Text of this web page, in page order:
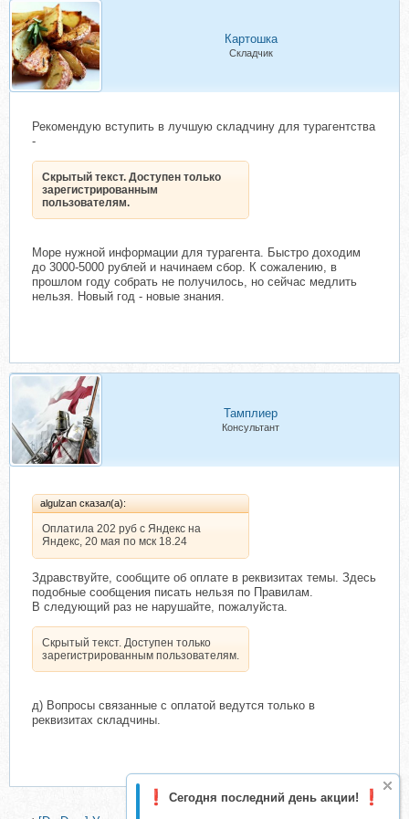
Сегодня последний день акции!
Картошка
Складчик
Рекомендую вступить в лучшую складчину для турагентства
-
Скрытый текст. Доступен только
зарегистрированным
пользователям.
Море нужной информации для турагента. Быстро доходим
до 3000-5000 рублей и начинаем сбор. К сожалению, в
прошлом году собрать не получилось, но сейчас медлить
нельзя. Новый год - новые знания.
Тамплиер
Консультант
algulzan сказал(а):
Оплатила 202 руб с Яндекс на
Яндекс, 20 мая по мск 18.24
Здравствуйте, сообщите об оплате в реквизитах темы. Здесь
подобные сообщения писать нельзя по Правилам.
В следующий раз не нарушайте, пожалуйста.
Скрытый текст. Доступен только
зарегистрированным пользователям.
д) Вопросы связанные с оплатой ведутся только в
реквизитах складчины.